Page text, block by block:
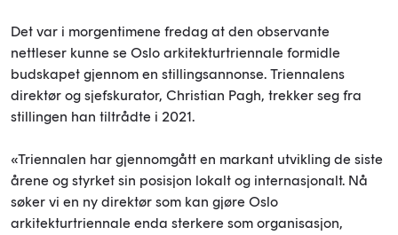
Det var i morgentimene fredag at den observante
nettleser kunne se Oslo arkitekturtriennale formidle
budskapet gjennom en stillingsannonse. Triennalens
direktør og sjefskurator, Christian Pagh, trekker seg fra
stillingen han tiltrådte i 2021.
«Triennalen har gjennomgått en markant utvikling de siste
årene og styrket sin posisjon lokalt og internasjonalt. Nå
søker vi en ny direktør som kan gjøre Oslo
arkitekturtriennale enda sterkere som organisasjon,